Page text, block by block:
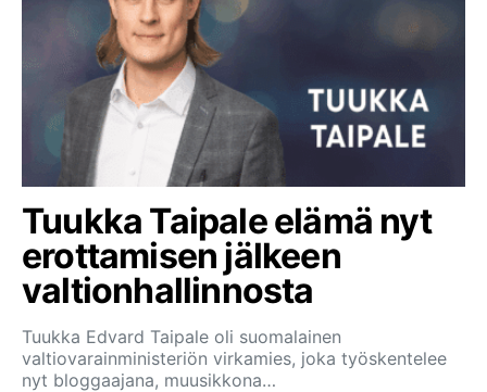
Tuukka Taipale elämä nyt
erottamisen jälkeen
valtionhallinnosta
Tuukka Edvard Taipale oli suomalainen
valtiovarainministeriön virkamies, joka työskentelee
nyt bloggaajana, muusikkona…